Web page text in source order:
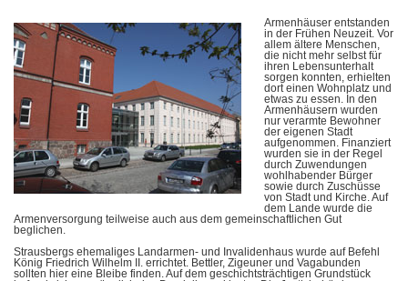
Armenhäuser entstanden
in der Frühen Neuzeit. Vor
allem ältere Menschen,
die nicht mehr selbst für
ihren Lebensunterhalt
sorgen konnten, erhielten
dort einen Wohnplatz und
etwas zu essen. In den
Armenhäusern wurden
nur verarmte Bewohner
der eigenen Stadt
aufgenommen. Finanziert
wurden sie in der Regel
durch Zuwendungen
wohlhabender Bürger
sowie durch Zuschüsse
von Stadt und Kirche. Auf
dem Lande wurde die
Armenversorgung teilweise auch aus dem gemeinschaftlichen Gut
beglichen.
Strausbergs ehemaliges Landarmen- und Invalidenhaus wurde auf Befehl
König Friedrich Wilhelm II. errichtet. Bettler, Zigeuner und Vagabunden
sollten hier eine Bleibe finden. Auf dem geschichtsträchtigen Grundstück